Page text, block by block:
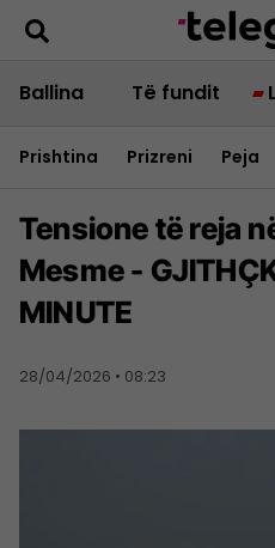
Ballina Të fundit
Prishtina Prizreni Peja
Tensione të reja
Mesme -
MINUTE
28/04/2026 • 08:23